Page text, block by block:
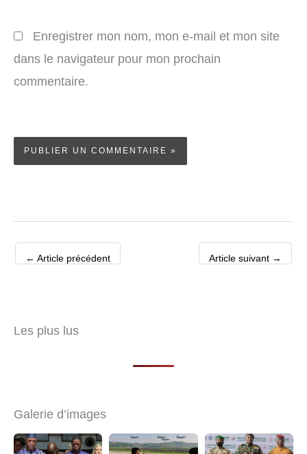
Enregistrer mon nom, mon e-mail et mon site
dans le navigateur pour mon prochain
commentaire.
← Article précédent Article suivant →
Les plus lus
Galerie d’images